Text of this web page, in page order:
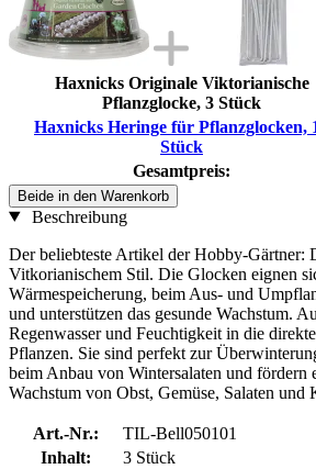
Haxnicks Originale Viktorianische
Pflanzglocke, 3 Stück
Haxnicks Heringe für Pflanzglocken,
Stück
Gesamtpreis:
Beide in den Warenkorb
Beschreibung
Der beliebteste Artikel der Hobby-Gärtner:
Vitkorianischem Stil. Die Glocken eignen
Wärmespeicherung, beim Aus- und
und unterstützen das gesunde Wachstum.
Regenwasser und Feuchtigkeit in die
Pflanzen. Sie sind perfekt zur
beim Anbau von Wintersalaten und fördern
Wachstum von Obst, Gemüse, Salaten und
Art.-Nr.:
TIL-Bell050101
Inhalt:
3 Stück